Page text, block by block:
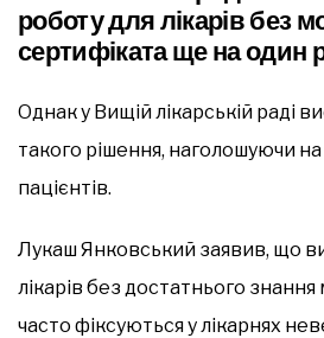
роботу для лікарів без
сертифіката ще на один
Однак у Вищій лікарській раді
такого рішення, наголошуючи
пацієнтів.
Лукаш Янковський заявив, що
лікарів без достатнього
часто фіксуються у лікарнях